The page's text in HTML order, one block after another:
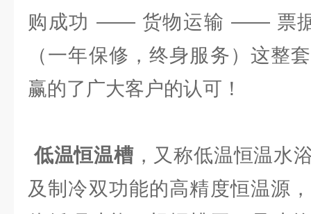
购成功 —— 货物运输 —— 票
（一年保修，终身服务）这整
赢的了广大客户的认可！
低温恒温槽，又称低温恒温水
及制冷双功能的高精度恒温源